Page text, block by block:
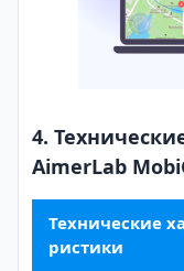
4.
AimerLab
Технические
ристики